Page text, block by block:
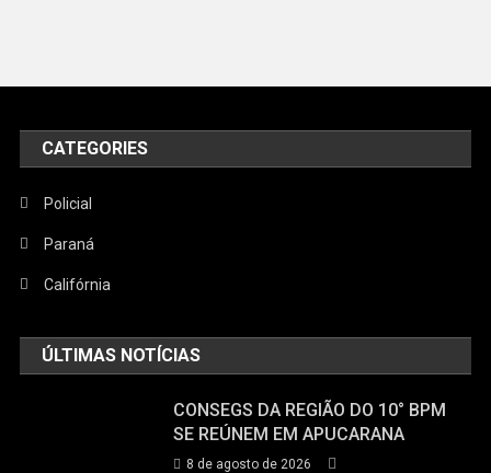
CATEGORIES
Policial
Paraná
Califórnia
ÚLTIMAS NOTÍCIAS
CONSEGS DA REGIÃO DO 10° BPM
SE REÚNEM EM APUCARANA
8 de agosto de 2026